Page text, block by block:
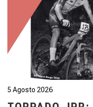
5 Agosto 2026